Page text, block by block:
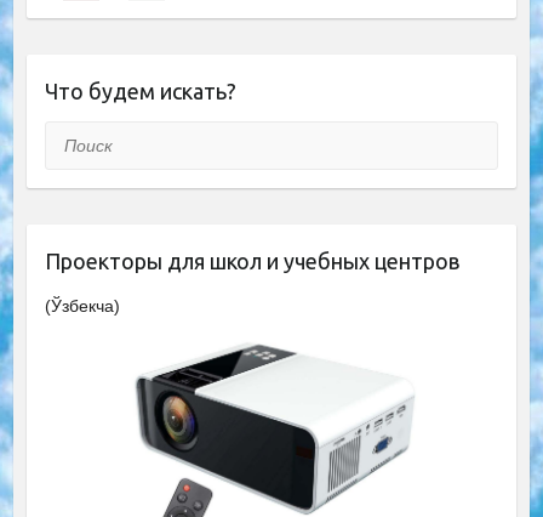
Что будем искать?
Поиск
Проекторы для школ и учебных центров
(Ўзбекча)